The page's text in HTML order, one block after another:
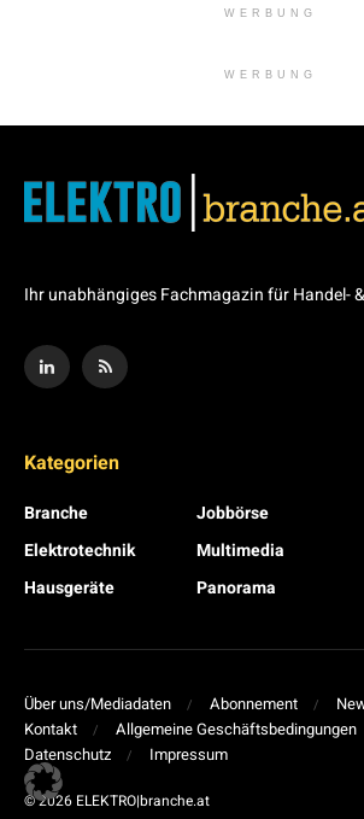
WERBUNG
WERBUNG
Ihr unabhängiges Fachmagazin für Handel-
Kategorien
Branche
Elektrotechnik
Hausgeräte
Jobbörse
Multimedia
Panorama
Über uns/Mediadaten Abonnement
Kontakt
Allgemeine Geschäftsbedingungen
Datenschutz
Impressum
© 2026 ELEKTRO|branche.at